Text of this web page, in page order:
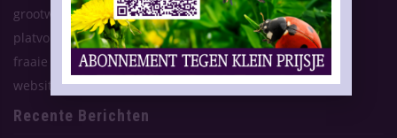
grootwinkelbedrijven bezoeken ook veel sommeliers dit
platvorm. Het vakblad verschijnt zes keer per jaar in een
fraaie uitvoering. Als extra service houden wij u via onze
website op de hoogte van het laatste actuele nieuws.
Recente Berichten